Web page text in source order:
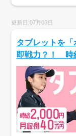
更新日:07月03日
タブレットを
即戦力？！ 時